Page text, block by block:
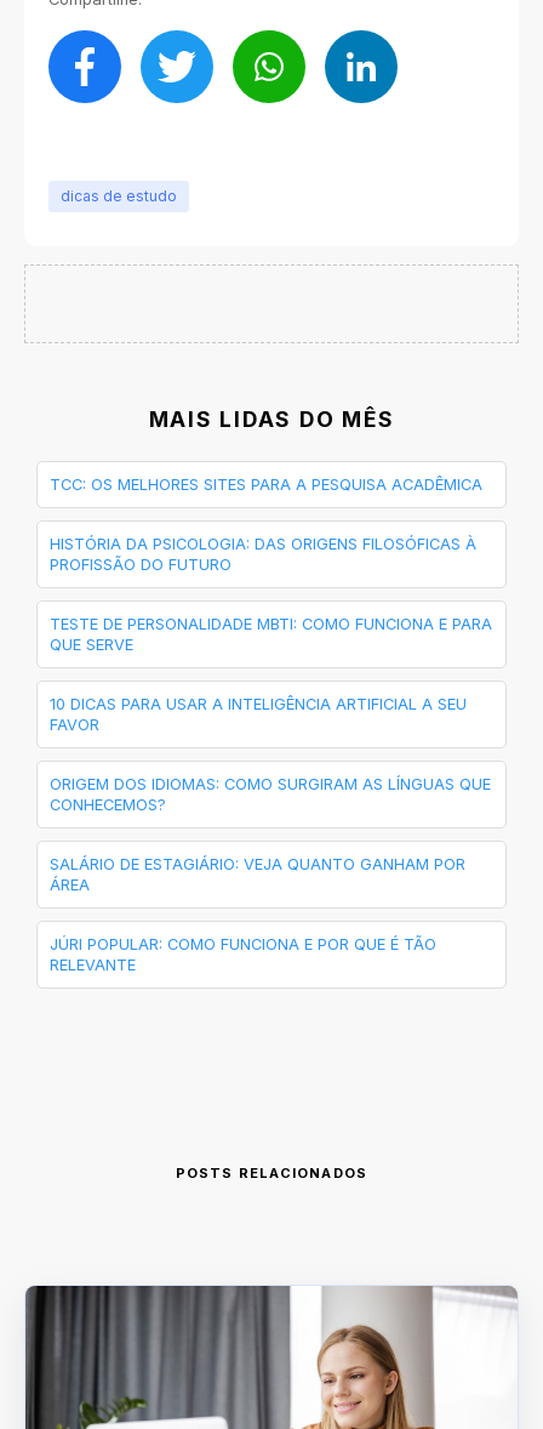
dicas de estudo
MAIS LIDAS DO MÊS
TCC: OS MELHORES SITES PARA A PESQUISA ACADÊMICA
HISTÓRIA DA PSICOLOGIA: DAS ORIGENS FILOSÓFICAS À
PROFISSÃO DO FUTURO
TESTE DE PERSONALIDADE MBTI: COMO FUNCIONA E PARA
QUE SERVE
10 DICAS PARA USAR A INTELIGÊNCIA ARTIFICIAL A SEU
FAVOR
ORIGEM DOS IDIOMAS: COMO SURGIRAM AS LÍNGUAS QUE
CONHECEMOS?
SALÁRIO DE ESTAGIÁRIO: VEJA QUANTO GANHAM POR
ÁREA
JÚRI POPULAR: COMO FUNCIONA E POR QUE É TÃO
RELEVANTE
POSTS RELACIONADOS